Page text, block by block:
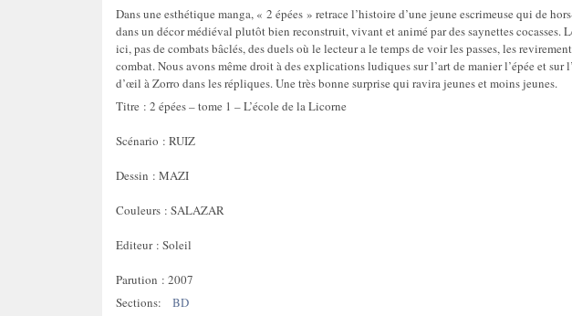
Dans une esthétique manga, « 2 épées » retrace l’histoire d’une jeune escrimeuse qui de
dans un décor médiéval plutôt bien reconstruit, vivant et animé par des saynettes cocasses.
ici, pas de combats bâclés, des duels où le lecteur a le temps de voir les passes, les
combat. Nous avons même droit à des explications ludiques sur l’art de manier l’épée et
d’œil à Zorro dans les répliques. Une très bonne surprise qui ravira jeunes et moins jeunes.
Titre : 2 épées – tome 1 – L’école de la Licorne
Scénario : RUIZ
Dessin : MAZI
Couleurs : SALAZAR
Editeur : Soleil
Parution : 2007
Sections:
BD